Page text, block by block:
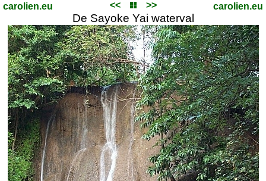
carolien.eu << >> carolien.eu
De Sayoke Yai waterval